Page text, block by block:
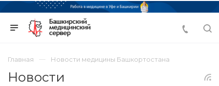
Главная Новости медицины Башкортостана
Новости